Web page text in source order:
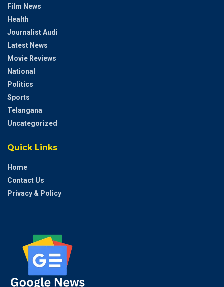
Film News
Health
Journalist Audi
Latest News
Movie Reviews
National
Politics
Sports
Telangana
Uncategorized
Quick Links
Home
Contact Us
Privacy & Policy